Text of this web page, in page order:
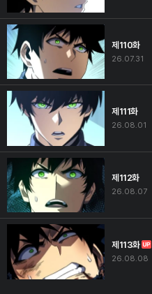
제110화
26.07.31
제111화
26.08.01
제112화
26.08.07
제113화
26.08.08